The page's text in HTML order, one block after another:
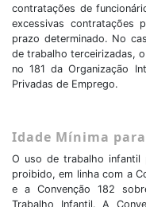
contratações de
excessivas
prazo determinado. No
de trabalho terceirizadas,
no 181 da Organização
Privadas de Emprego.
Idade Mínima
O uso de trabalho infantil
proibido, em linha com a
e a Convenção 182
Trabalho Infantil. A